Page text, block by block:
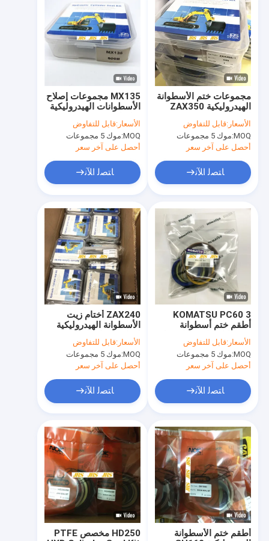
المنتجات
حول بنا
جولة في المعمل
ضبط الجودة
اتصل بنا
أخبار
جميع القضايا
مجموعات ختم اسطوانة هيدروليكية
طقم ختم المضخة الهيدروليكية
طقم ختم المحرك الهيدروليكي
مجموعات الختم
MX135 مجموعات إصلاح
الأسطوانات الهيدروليكية
الميكانيكية
الأسعار:قابل للتفاوض
MOQ: موك 5 مجموعات
أحصل على آخر سعر
ﺎﺘﺼﻟ ﺍﻶﻧ
مجموعات ختم الأسطوانة
الهيدروليكية ZAX350
المواد
الأسعار:قابل للتفاوض
MOQ: موك 5 مجموعات
أحصل على آخر سعر
ﺎﺘﺼﻟ ﺍﻶﻧ
ZAX240 أختام زيت
الأسطوانة الهيدروليكية
لمركز صمام التحكم
الأسعار:قابل للتفاوض
MOQ: موك 5 مجموعات
أحصل على آخر سعر
ﺎﺘﺼﻟ ﺍﻶﻧ
KOMATSU PC60 3
أطقم ختم أسطوانة
هيدروليكية استخدام ذراع
ذراع الرافعة
الأسعار:قابل للتفاوض
MOQ: موك 5 مجموعات
أحصل على آخر سعر
ﺎﺘﺼﻟ ﺍﻶﻧ
HD250 مخصص PTFE
أطقم ختم الأسطوانة